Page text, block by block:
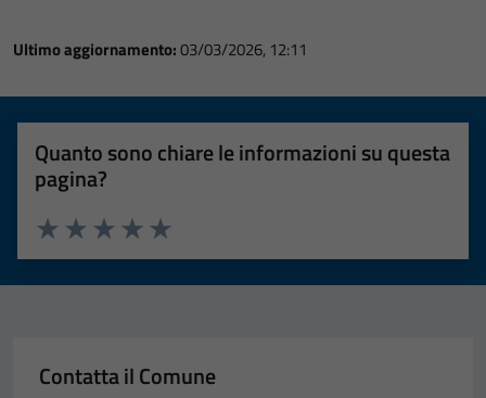
Ultimo aggiornamento:03/03/2026, 12:11
Quanto sono chiare le informazioni su questa
pagina?
Valuta 5 stelle su 5
Valuta 4 stelle su 5
Valuta 3 stelle su 5
Valuta 2 stelle su 5
Valuta 1 stelle su 5
Contatta il Comune